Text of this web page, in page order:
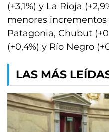
(+3,1%) y La Rioja
menores incrementos
Patagonia, Chubut
(+0,4%) y Río Negro
LAS MÁS